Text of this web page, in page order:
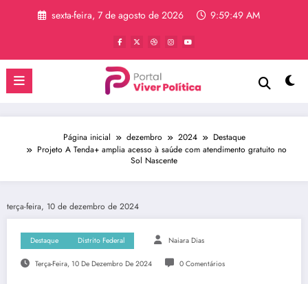
sexta-feira, 7 de agosto de 2026 9:59:49 AM
Página inicial dezembro 2024
Destaque
Projeto A Tenda+ amplia acesso à saúde com atendimento gratuito no
Sol Nascente
terça-feira, 10 de dezembro de 2024
Destaque Distrito Federal Naiara Dias
Terça-Feira, 10 De Dezembro De 2024 0 Comentários